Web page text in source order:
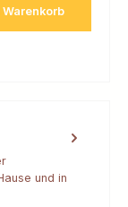
Warenkorb
und in